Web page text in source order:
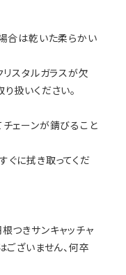
合は乾いた柔らかい
リスタルガラスが欠
扱いください。
ェーンが錆びること
に拭き取ってくだ
つきサンキャッチャ
ございません、何卒